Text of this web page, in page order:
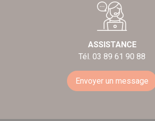
ASSISTANCE
Tél. 03 89 61 90 88
Envoyer un message